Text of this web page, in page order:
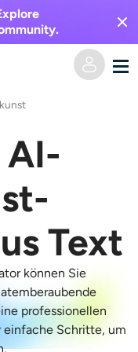
AI-
Text
können Sie
professionellen
einfache Schritte, um